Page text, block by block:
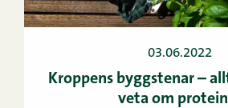
03.06.2022
Kroppens byggstenar –
veta om